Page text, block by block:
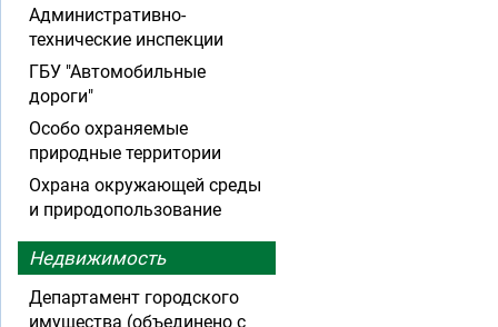
Административно-
технические инспекции
ГБУ "Автомобильные
дороги"
Особо охраняемые
природные территории
Охрана окружающей среды
и природопользование
Недвижимость
Департамент городского
имущества (объединено с